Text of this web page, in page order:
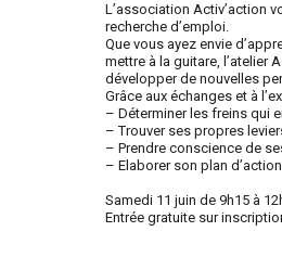
L’association Activ’action
recherche d’emploi.
Que vous ayez envie
mettre à la guitare, l’atelier
développer de nouvelles
Grâce aux échanges et à
– Déterminer les freins qui
– Trouver ses propres
– Prendre conscience de
– Elaborer son plan
Samedi 11 juin de 9h15 à
Entrée gratuite sur